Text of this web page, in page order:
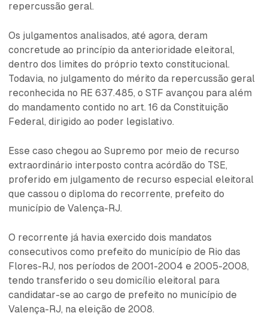
repercussão geral.
Os julgamentos analisados, até agora, deram
concretude ao princípio da anterioridade eleitoral,
dentro dos limites do próprio texto constitucional.
Todavia, no julgamento do mérito da repercussão geral
reconhecida no RE 637.485, o STF avançou para além
do mandamento contido no art. 16 da Constituição
Federal, dirigido ao poder legislativo.
Esse caso chegou ao Supremo por meio de recurso
extraordinário interposto contra acórdão do TSE,
proferido em julgamento de recurso especial eleitoral
que cassou o diploma do recorrente, prefeito do
município de Valença-RJ.
O recorrente já havia exercido dois mandatos
consecutivos como prefeito do município de Rio das
Flores-RJ, nos períodos de 2001-2004 e 2005-2008,
tendo transferido o seu domicílio eleitoral para
candidatar-se ao cargo de prefeito no município de
Valença-RJ, na eleição de 2008.